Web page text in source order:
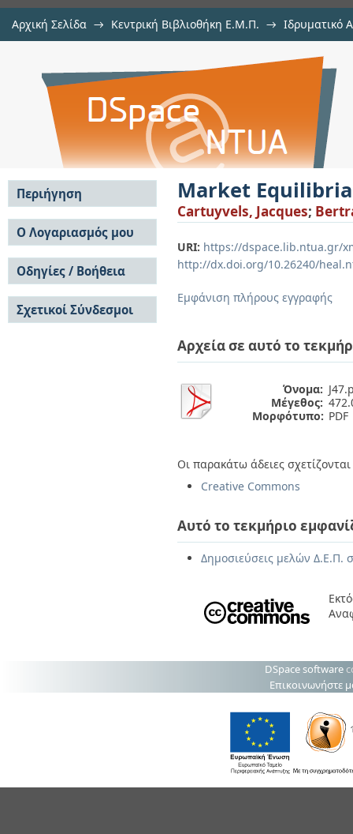
Αρχική Σελίδα → Κεντρική Βιβλιοθήκη Ε.Μ.Π. → Ιδρυματικό
Market Equilibria in Cross-Border
Market
Cartuyvels, Jacques;
URI: https://dspace.lib.ntua.gr/
http://dx.doi.org/10.26240/
Εμφάνιση πλήρους εγγραφής
Αρχεία σε αυτό το
Όνομα:
Μέγεθος:
Μορφότυπο: PDF
Οι παρακάτω άδειες
Creative Commons
Αυτό το τεκμήριο
Δημοσιεύσεις μελών Δ.Ε.Π.
Περιήγηση
Σε όλο το DSpace
Κοινότητες & Συλλογές
Ανά Ημερομηνία
Έκδοσης
Συγγραφείς
Τίτλοι
Θέματα
Ο Λογαριασμός μου
Σύνδεση
Εγγραφή
Οδηγίες / Βοήθεια
Οδηγίες Υποβολής
Οδηγίες Χρήσης ΙΑ
Συχνές Ερωτήσεις
Σχετικοί Σύνδεσμοι
DSpace software
Επικοινωνήστε